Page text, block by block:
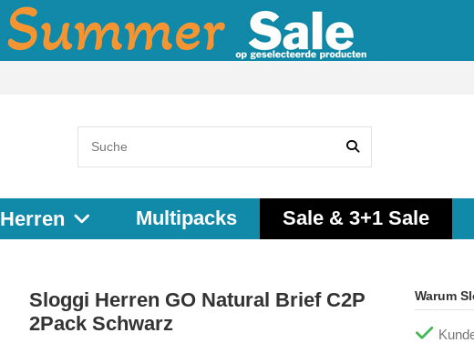
Herren Multipacks Sale & 3+1 Sale
Sloggi Herren GO Natural Brief C2P
2Pack Schwarz
Warum